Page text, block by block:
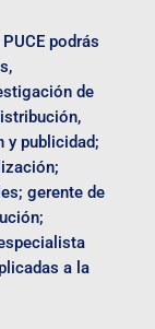
podrás
de
y publicidad;
gerente de
a la